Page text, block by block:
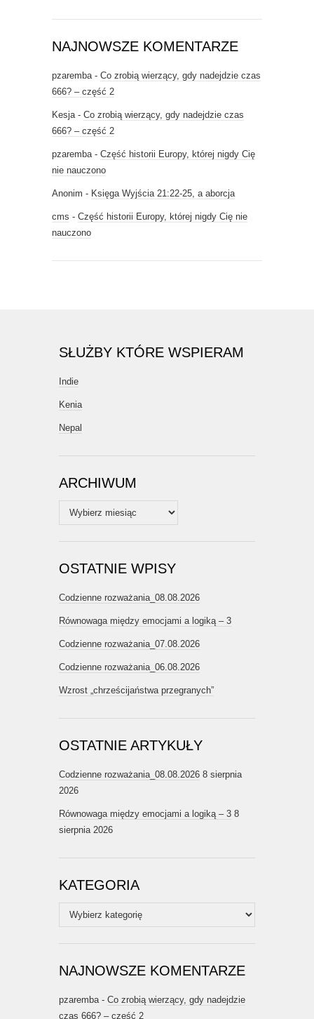
NAJNOWSZE KOMENTARZE
pzaremba- Co zrobią wierzący, gdy nadejdzie czas
666? – część 2
Kesja- Co zrobią wierzący, gdy nadejdzie czas
666? – część 2
pzaremba- Część historii Europy, której nigdy Cię
nie nauczono
Anonim - Księga Wyjścia 21:22-25, a aborcja
cms - Część historii Europy, której nigdy Cię nie
nauczono
SŁUŻBY KTÓRE WSPIERAM
Indie
Kenia
Nepal
ARCHIWUM
Archiwum
OSTATNIE WPISY
Codzienne rozważania_08.08.2026
Równowaga między emocjami a logiką – 3
Codzienne rozważania_07.08.2026
Codzienne rozważania_06.08.2026
Wzrost „chrześcijaństwa przegranych”
OSTATNIE ARTYKUŁY
Codzienne rozważania_08.08.2026 8 sierpnia
2026
Równowaga między emocjami a logiką – 3 8
sierpnia 2026
KATEGORIA
Kategoria
NAJNOWSZE KOMENTARZE
pzaremba- Co zrobią wierzący, gdy nadejdzie
czas 666? – część 2